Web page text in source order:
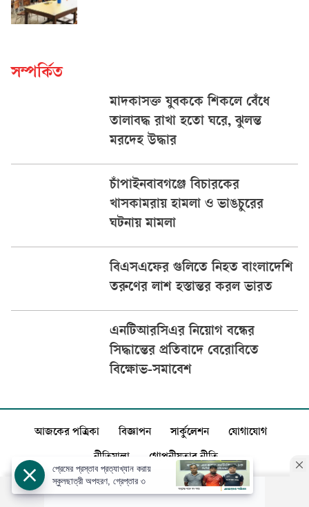
সম্পর্কিত
মাদকাসক্ত যুবককে শিকলে বেঁধে
তালাবদ্ধ রাখা হতো ঘরে, ঝুলন্ত
মরদেহ উদ্ধার
চাঁপাইনবাবগঞ্জে বিচারকের
খাসকামরায় হামলা ও ভাঙচুরের
ঘটনায় মামলা
বিএসএফের গুলিতে নিহত বাংলাদেশি
তরুণের লাশ হস্তান্তর করল ভারত
এনটিআরসিএর নিয়োগ বন্ধের
সিদ্ধান্তের প্রতিবাদে বেরোবিতে
বিক্ষোভ-সমাবেশ
আজকের পত্রিকা বিজ্ঞাপন সার্কুলেশন যোগাযোগ
নীতিমালা গোপনীয়তার নীতি
প্রেমের প্রস্তাব প্রত্যাখ্যান করায়
স্কুলছাত্রী অপহরণ, গ্রেপ্তার ৩